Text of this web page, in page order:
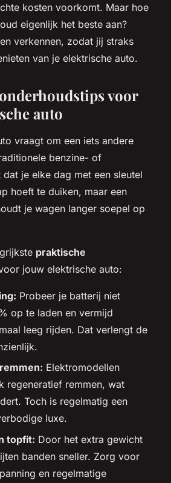
kosten voorkomt. Maar hoe
eigenlijk het beste aan?
verkennen, zodat jij straks
van je elektrische auto.
voor
auto
vraagt om een iets andere
benzine- of
je elke dag met een sleutel
hoeft te duiken, maar een
je wagen langer soepel op
praktische
jouw elektrische auto:
Probeer je batterij niet
op te laden en vermijd
leeg rijden. Dat verlengt de
Elektromodellen
regeneratief remmen, wat
Toch is regelmatig een
luxe.
topfit: Door het extra gewicht
banden sneller. Zorg voor
en regelmatige